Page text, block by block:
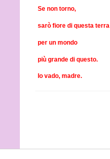
Se non torno,
sarò fiore di questa terra
per un mondo
più grande di questo.
Io vado, madre.